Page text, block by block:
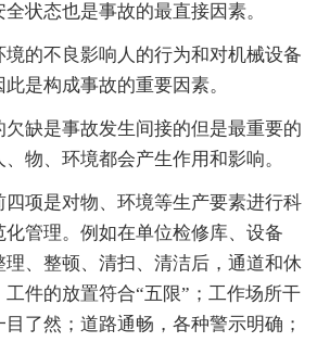
状态也是事故的最直接因素。
的不良影响人的行为和对机械设备
是构成事故的重要因素。
缺是事故发生间接的但是最重要的
物、环境都会产生作用和影响。
四项是对物、环境等生产要素进行科
管理。例如在单位检修库、设备
理、整顿、清扫、清洁后，通道和休
件的放置符合“五限”；工作场所干
了然；道路通畅，各种警示明确；